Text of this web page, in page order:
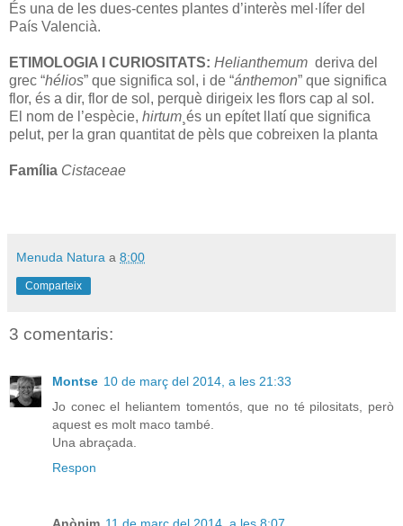
És una de les dues-centes plantes d’interès mel·lífer del
País Valencià.
ETIMOLOGIA I CURIOSITATS: Helianthemum deriva del
grec “hélios” que significa sol, i de “ánthemon” que significa
flor, és a dir, flor de sol, perquè dirigeix les flors cap al sol.
El nom de l’espècie, hirtum ¸és un epítet llatí que significa
pelut, per la gran quantitat de pèls que cobreixen la planta
Família Cistaceae
Menuda Natura a 8:00
Comparteix
3 comentaris:
Montse 10 de març del 2014, a les 21:33
Jo conec el heliantem tomentós, que no té pilositats, però
aquest es molt maco també.
Una abraçada.
Respon
Anònim 11 de març del 2014, a les 8:07